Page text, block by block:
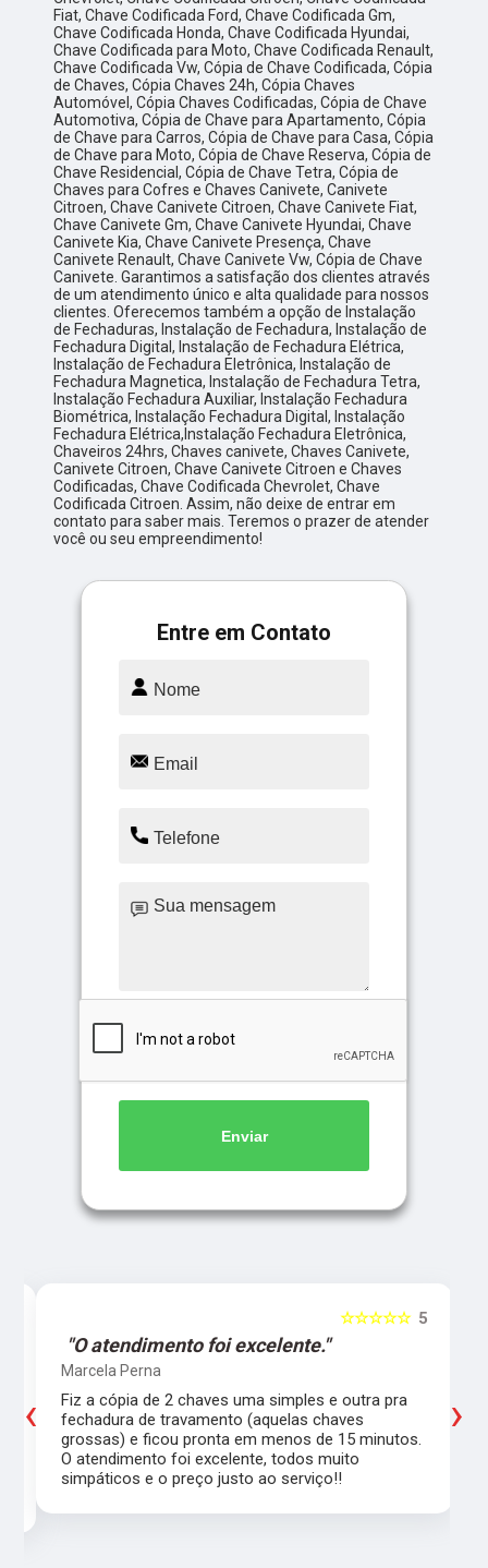
Fiat, Chave Codificada Ford, Chave Codificada Gm,
Chave Codificada Honda, Chave Codificada Hyundai,
Chave Codificada para Moto, Chave Codificada Renault,
Chave Codificada Vw, Cópia de Chave Codificada, Cópia
de Chaves, Cópia Chaves 24h, Cópia Chaves
Automóvel, Cópia Chaves Codificadas, Cópia de Chave
Automotiva, Cópia de Chave para Apartamento, Cópia
de Chave para Carros, Cópia de Chave para Casa, Cópia
de Chave para Moto, Cópia de Chave Reserva, Cópia de
Chave Residencial, Cópia de Chave Tetra, Cópia de
Chaves para Cofres e Chaves Canivete, Canivete
Citroen, Chave Canivete Citroen, Chave Canivete Fiat,
Chave Canivete Gm, Chave Canivete Hyundai, Chave
Canivete Kia, Chave Canivete Presença, Chave
Canivete Renault, Chave Canivete Vw, Cópia de Chave
Canivete. Garantimos a satisfação dos clientes através
de um atendimento único e alta qualidade para nossos
clientes. Oferecemos também a opção de Instalação
de Fechaduras, Instalação de Fechadura, Instalação de
Fechadura Digital, Instalação de Fechadura Elétrica,
Instalação de Fechadura Eletrônica, Instalação de
Fechadura Magnetica, Instalação de Fechadura Tetra,
Instalação Fechadura Auxiliar, Instalação Fechadura
Biométrica, Instalação Fechadura Digital, Instalação
Fechadura Elétrica,Instalação Fechadura Eletrônica,
Chaveiros 24hrs, Chaves canivete, Chaves Canivete,
Canivete Citroen, Chave Canivete Citroen e Chaves
Codificadas, Chave Codificada Chevrolet, Chave
Codificada Citroen. Assim, não deixe de entrar em
contato para saber mais. Teremos o prazer de atender
você ou seu empreendimento!
Entre em Contato
Enviar
5
☆☆☆☆☆
"O atendimento foi excelente."
Marcela Perna
Fiz a cópia de 2 chaves uma simples e outra pra
fechadura de travamento (aquelas chaves
grossas) e ficou pronta em menos de 15 minutos.
O atendimento foi excelente, todos muito
simpáticos e o preço justo ao serviço!!
‹ ›